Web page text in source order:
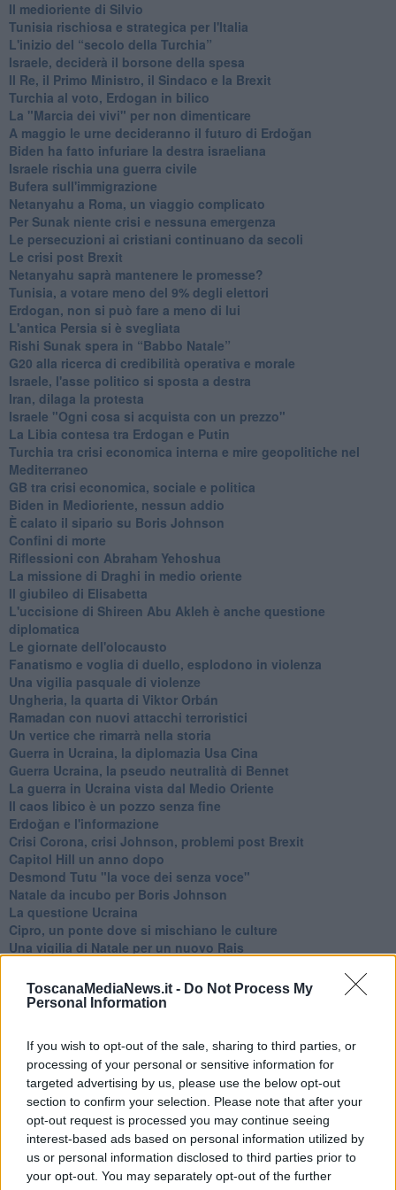
ToscanaMediaNews.it - Do Not Process My
Personal Information
If you wish to opt-out of the sale, sharing to third parties, or
processing of your personal or sensitive information for
targeted advertising by us, please use the below opt-out
section to confirm your selection. Please note that after your
opt-out request is processed you may continue seeing
interest-based ads based on personal information utilized by
us or personal information disclosed to third parties prior to
your opt-out. You may separately opt-out of the further
Il medioriente di Silvio
Tunisia rischiosa e strategica per l'Italia
L'inizio del “secolo della Turchia”
Israele, deciderà il borsone della spesa
Il Re, il Primo Ministro, il Sindaco e la Brexit
Turchia al voto, Erdogan in bilico
La "Marcia dei vivi" per non dimenticare
A maggio le urne decideranno il futuro di Erdoğan
Biden ha fatto infuriare la destra israeliana
Israele rischia una guerra civile
Bufera sull'immigrazione
Netanyahu a Roma, un viaggio complicato
Per Sunak niente crisi e nessuna emergenza
Le persecuzioni ai cristiani continuano da secoli
Le crisi post Brexit
Netanyahu saprà mantenere le promesse?
Tunisia, a votare meno del 9% degli elettori
Erdogan, non si può fare a meno di lui
L'antica Persia si è svegliata
Rishi Sunak spera in “Babbo Natale”
G20 alla ricerca di credibilità operativa e morale
Israele, l'asse politico si sposta a destra
Iran, dilaga la protesta
Israele "Ogni cosa si acquista con un prezzo"
La Libia contesa tra Erdogan e Putin
Turchia tra crisi economica interna e mire geopolitiche nel
Mediterraneo
GB tra crisi economica, sociale e politica
Biden in Medioriente, nessun addio
È calato il sipario su Boris Johnson
Confini di morte
Riflessioni con Abraham Yehoshua
La missione di Draghi in medio oriente
Il giubileo di Elisabetta
L'uccisione di Shireen Abu Akleh è anche questione
diplomatica
Le giornate dell'olocausto
Fanatismo e voglia di duello, esplodono in violenza
Una vigilia pasquale di violenze
Ungheria, la quarta di Viktor Orbán
Ramadan con nuovi attacchi terroristici
Un vertice che rimarrà nella storia
Guerra in Ucraina, la diplomazia Usa Cina
Guerra Ucraina, la pseudo neutralità di Bennet
La guerra in Ucraina vista dal Medio Oriente
​Il caos libico è un pozzo senza fine
Erdoğan e l'informazione
Crisi Corona, crisi Johnson, problemi post Brexit
Capitol Hill un anno dopo
Desmond Tutu "la voce dei senza voce"
Natale da incubo per Boris Johnson
La questione Ucraina
Cipro, un ponte dove si mischiano le culture
Una vigilia di Natale per un nuovo Rais
Erdogan continua a sfidare l'Occidente
Libano, collasso economico e guerra civile
Biden, primo presidente USA non in guerra
Papa Bergoglio vedrà Viktor Orbán
Bennet, un giorno in attesa di Biden
Il ritorno dei talebani
​La lenta agonia del Libano
Sudafrica, è allarme alimentare
Usa di nuovo al centro della geopolitica internazionale
L’appuntamento di Israele con il cambiamento